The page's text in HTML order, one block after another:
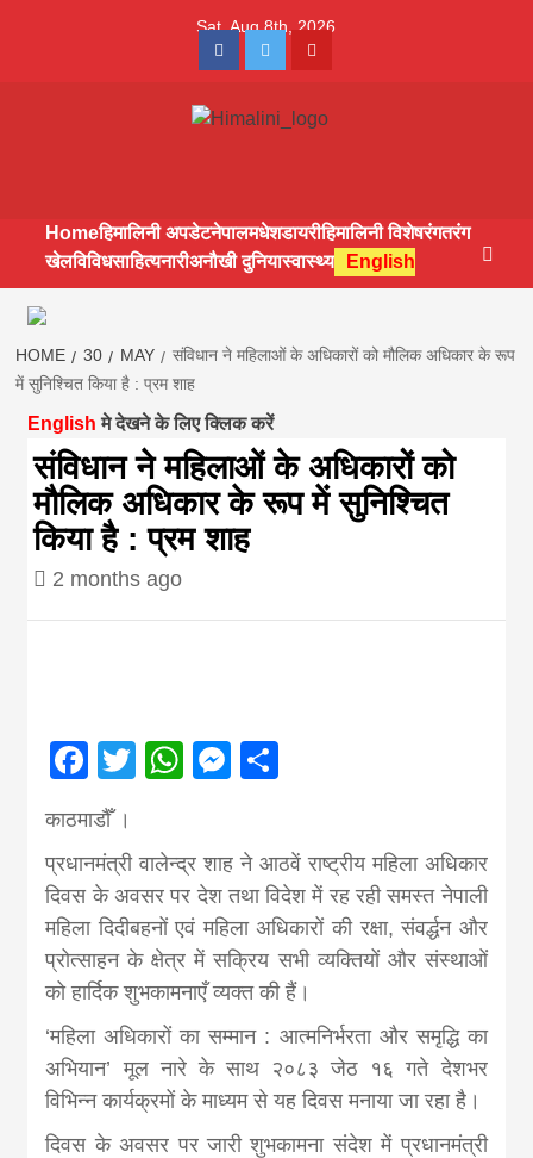
Sat. Aug 8th, 2026
FacebookTwitterYoutube
hindi
||madhesh
first hindi
magazine of
Nepal brings
from
news,
khabar
Homeहिमालिनी अपडेटनेपालमधेशडायरीहिमालिनी विशेषरंगतरंग
खेलविविधसाहित्यनारीअनौखी दुनियास्वास्थ्य English
HOME 30 MAY
संविधान ने महिलाओं के अधिकारों को मौलिक अधिकार के रूप
में सुनिश्चित किया है : प्रम शाह
English मे देखने के लिए क्लिक करें
संविधान ने महिलाओं के अधिकारों को
मौलिक अधिकार के रूप में सुनिश्चित
किया है : प्रम शाह
2 months ago
Facebook
TwitterWhatsApp
Messenger
काठमाडौँ ।
प्रधानमंत्री वालेन्द्र शाह ने आठवें राष्ट्रीय महिला अधिकार
दिवस के अवसर पर देश तथा विदेश में रह रही समस्त नेपाली
महिला दिदीबहनों एवं महिला अधिकारों की रक्षा, संवर्द्धन और
प्रोत्साहन के क्षेत्र में सक्रिय सभी व्यक्तियों और संस्थाओं
को हार्दिक शुभकामनाएँ व्यक्त की हैं।
‘महिला अधिकारों का सम्मान : आत्मनिर्भरता और समृद्धि का
अभियान’ मूल नारे के साथ २०८३ जेठ १६ गते देशभर
विभिन्न कार्यक्रमों के माध्यम से यह दिवस मनाया जा रहा है।
दिवस के अवसर पर जारी शुभकामना संदेश में प्रधानमंत्री